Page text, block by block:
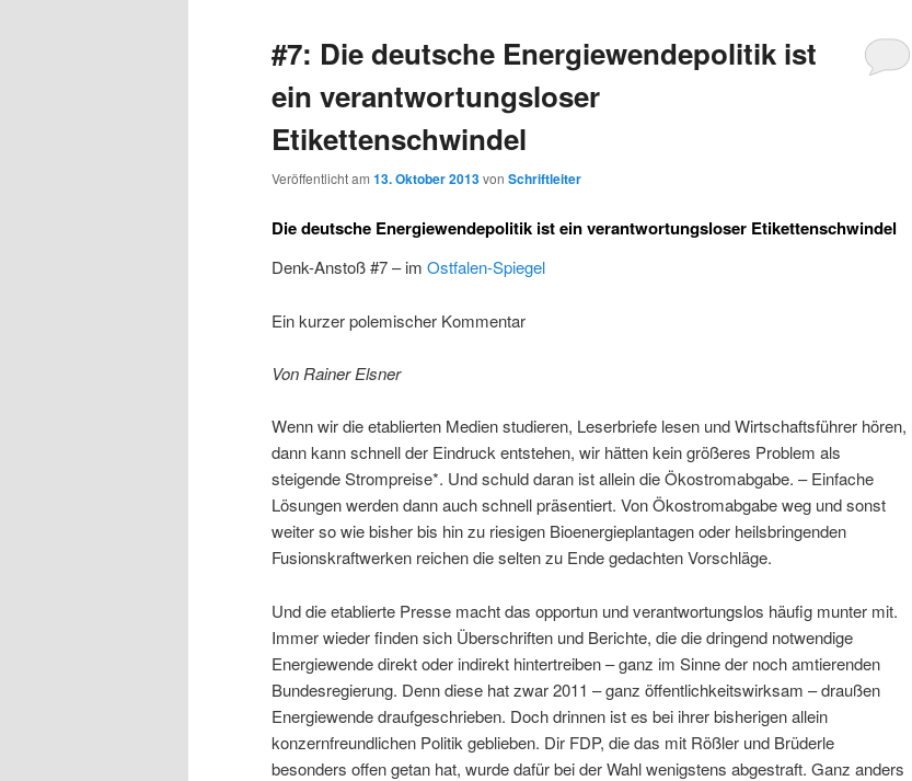
#7: Die deutsche Energiewendepolitik ist
ein verantwortungsloser
Etikettenschwindel
Veröffentlicht am 13. Oktober 2013von Schriftleiter
Die deutsche Energiewendepolitik ist ein verantwortungsloser Etikettenschwindel
Denk-Anstoß #7 – im Ostfalen-Spiegel
Ein kurzer polemischer Kommentar
Von Rainer Elsner
Wenn wir die etablierten Medien studieren, Leserbriefe lesen und Wirtschaftsführer hören,
dann kann schnell der Eindruck entstehen, wir hätten kein größeres Problem als
steigende Strompreise*. Und schuld daran ist allein die Ökostromabgabe. – Einfache
Lösungen werden dann auch schnell präsentiert. Von Ökostromabgabe weg und sonst
weiter so wie bisher bis hin zu riesigen Bioenergieplantagen oder heilsbringenden
Fusionskraftwerken reichen die selten zu Ende gedachten Vorschläge.
Und die etablierte Presse macht das opportun und verantwortungslos häufig munter mit.
Immer wieder finden sich Überschriften und Berichte, die die dringend notwendige
Energiewende direkt oder indirekt hintertreiben – ganz im Sinne der noch amtierenden
Bundesregierung. Denn diese hat zwar 2011 – ganz öffentlichkeitswirksam – draußen
Energiewende draufgeschrieben. Doch drinnen ist es bei ihrer bisherigen allein
konzernfreundlichen Politik geblieben. Dir FDP, die das mit Rößler und Brüderle
besonders offen getan hat, wurde dafür bei der Wahl wenigstens abgestraft. Ganz anders